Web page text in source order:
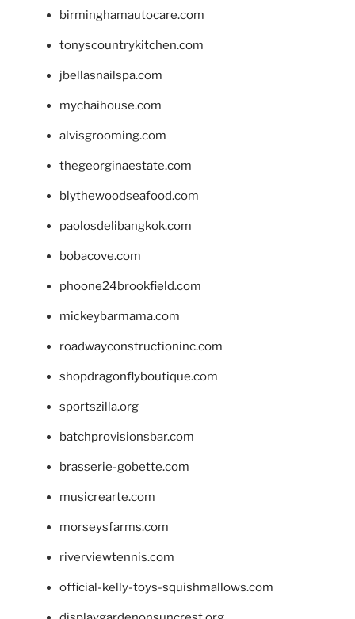
birminghamautocare.com
tonyscountrykitchen.com
jbellasnailspa.com
mychaihouse.com
alvisgrooming.com
thegeorginaestate.com
blythewoodseafood.com
paolosdelibangkok.com
bobacove.com
phoone24brookfield.com
mickeybarmama.com
roadwayconstructioninc.com
shopdragonflyboutique.com
sportszilla.org
batchprovisionsbar.com
brasserie-gobette.com
musicrearte.com
morseysfarms.com
riverviewtennis.com
official-kelly-toys-squishmallows.com